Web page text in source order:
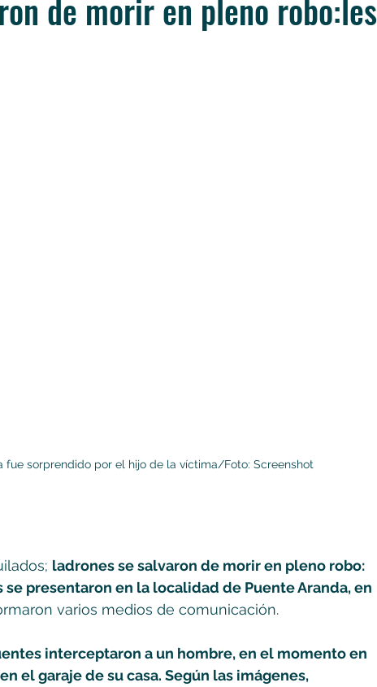
de morir en pleno robo:les
fue sorprendido por el hijo de la víctima/Foto: Screenshot
ladrones se salvaron de morir en pleno robo:
presentaron en la localidad de Puente Aranda, en
varios medios de comunicación.
interceptaron a un hombre, en el momento en
el garaje de su casa. Según las imágenes,